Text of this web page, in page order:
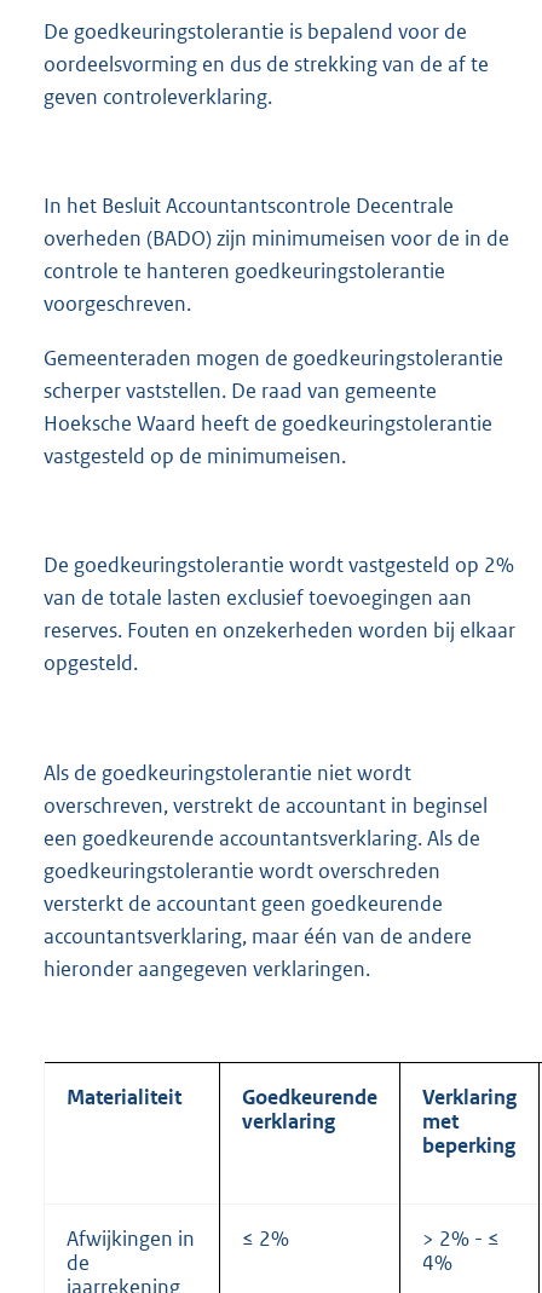
De goedkeuringstolerantie is bepalend voor de
oordeelsvorming en dus de strekking van de af te
geven controleverklaring.
In het Besluit Accountantscontrole Decentrale
overheden (BADO) zijn minimumeisen voor de in de
controle te hanteren goedkeuringstolerantie
voorgeschreven.
Gemeenteraden mogen de goedkeuringstolerantie
scherper vaststellen. De raad van gemeente
Hoeksche Waard heeft de goedkeuringstolerantie
vastgesteld op de minimumeisen.
De goedkeuringstolerantie wordt vastgesteld op 2%
van de totale lasten exclusief toevoegingen aan
reserves. Fouten en onzekerheden worden bij elkaar
opgesteld.
Als de goedkeuringstolerantie niet wordt
overschreven, verstrekt de accountant in beginsel
een goedkeurende accountantsverklaring. Als de
goedkeuringstolerantie wordt overschreden
versterkt de accountant geen goedkeurende
accountantsverklaring, maar één van de andere
hieronder aangegeven verklaringen.
Materialiteit
Goedkeurende
verklaring
Verklaring
met
beperking
Afwijkingen in
de
jaarrekening
≤ 2%
> 2% - ≤
4%